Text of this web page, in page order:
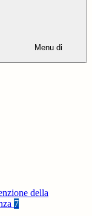
Menu di
della
7